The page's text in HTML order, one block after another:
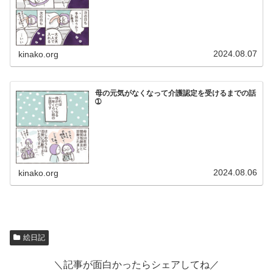
kinako.org 2024.08.07
母の元気がなくなって介護認定を受けるまでの話
➀
kinako.org 2024.08.06
絵日記
＼記事が面白かったらシェアしてね／